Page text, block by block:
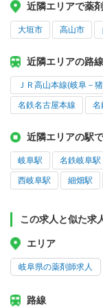
近隣エリアで薬
大垣市 高山市
近隣エリアの路
ＪＲ高山本線(岐阜－
名鉄名古屋本線 名
近隣エリアの駅
岐阜駅 名鉄岐阜駅
西岐阜駅 細畑駅
この求人と似た求
エリア
岐阜県の薬剤師求人
路線